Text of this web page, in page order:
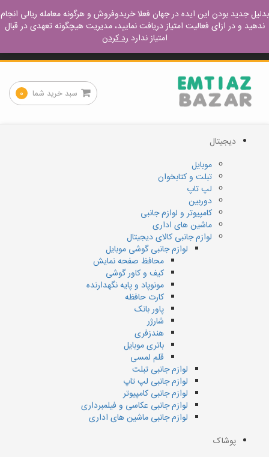
ورود – عضویت آموزش مفید نحوه خرید نحوه فروش
کجا پیدا میشه تماس با ما
سبد خرید شما ۰
دیجیتال
موبایل
تبلت و کتابخوان
لپ تاپ
دوربین
کامپیوتر و لوازم جانبی
ماشین های اداری
لوازم جانبی کالای دیجیتال
لوازم جانبی گوشی موبایل
محافظ صفحه نمایش
کیف و کاور گوشی
مونوپاد و پایه نگهدارنده
کارت حافظه
پاور بانک
شارژر
هندزفری
باتری موبایل
قلم لمسی
لوازم جانبی تبلت
لوازم جانبی لپ تاپ
لوازم جانبی کامپیوتر
لوازم جانبی عکاسی و فیلمبرداری
لوازم جانبی ماشین های اداری
پوشاک
بدلیل جدید بودن این ایده در جهان فعلا خریدوفروش و هرگونه معامله ریالی انجام
ندهید و در ازای فعالیت امتیاز دریافت نمایید، مدیریت هیچگونه تعهدی در قبال
امتیاز نداردرد کردن